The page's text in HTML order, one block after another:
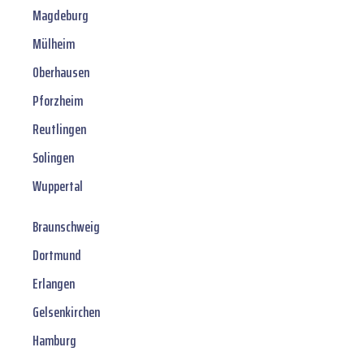
Magdeburg
Mülheim
Oberhausen
Pforzheim
Reutlingen
Solingen
Wuppertal
Braunschweig
Dortmund
Erlangen
Gelsenkirchen
Hamburg